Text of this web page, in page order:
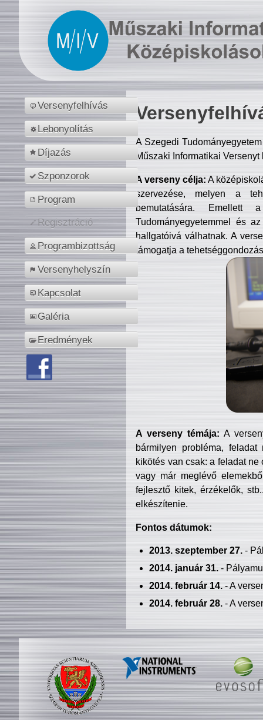
Versenyfelhívás
Lebonyolítás
Díjazás
Szponzorok
Program
Regisztráció
Programbizottság
Versenyhelyszín
Kapcsolat
Galéria
Eredmények
A Szegedi
Műszaki Informatikai
A verseny célja: A
szervezése, melyen a
bemutatására. Emellett
Tudományegyetemmel és
hallgatóivá válhatnak. A
támogatja a
A verseny témája: A
bármilyen probléma, feladat
kikötés van csak: a feladat
vagy már meglévő
fejlesztő kitek, érzékelők,
elkészítenie.
Fontos dátumok:
2013. szeptember 27.-
2014. január 31.-
2014. február 14.- A
2014. február 28.- A